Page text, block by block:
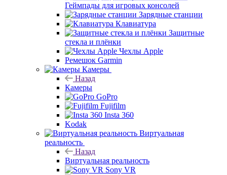
Геймпады для игровых консолей
Зарядные станции
Клавиатура
Защитные
стекла и плёнки
Чехлы Apple
Ремешок Garmin
Камеры
Назад
Камеры
GoPro
Fujifilm
Insta 360
Kodak
Виртуальная
реальность
Назад
Виртуальная реальность
Sony VR